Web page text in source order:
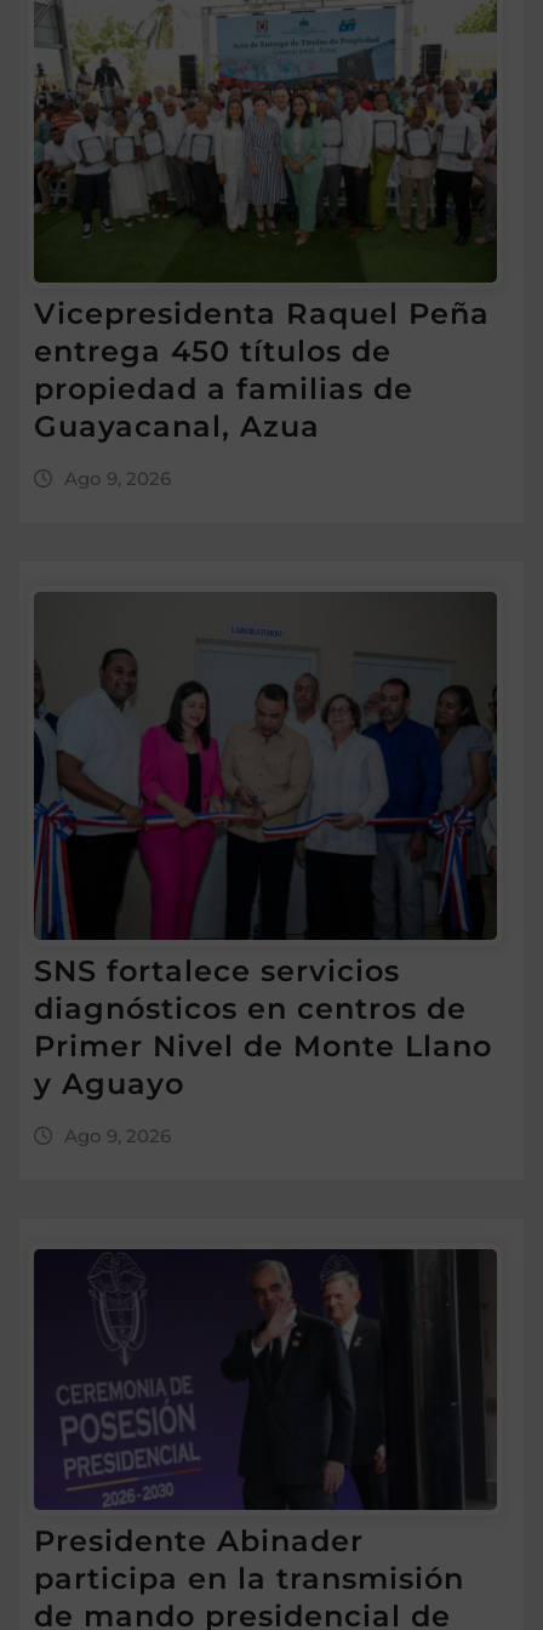
Vicepresidenta Raquel Peña
entrega 450 títulos de
propiedad a familias de
Guayacanal, Azua
Ago 9, 2026
SNS fortalece servicios
diagnósticos en centros de
Primer Nivel de Monte Llano
y Aguayo
Ago 9, 2026
Presidente Abinader
participa en la transmisión
de mando presidencial de